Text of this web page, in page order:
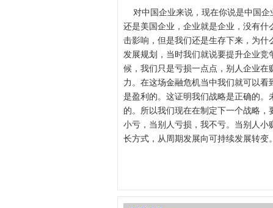
对中国企业来说，现在你说是中国企
还是美国企业，企业就是企业，没有
击影响，但是我们还是生存下来，为什
发展规划，当时我们就说要提升企业
候，我们只是亏损一点点，别人企业
力。在这场金融危机当中我们就可以
是盈利的。这证明我们战略是正确的
的。所以我们现在在制定下一个战略
小亏，当别人亏损，我不亏。当别人
长方式，从周期发展向可持续发展转变